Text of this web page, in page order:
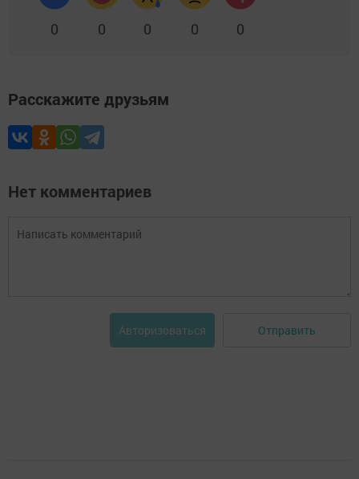
0 0 0 0 0
Расскажите друзьям
Нет комментариев
Авторизоваться Отправить